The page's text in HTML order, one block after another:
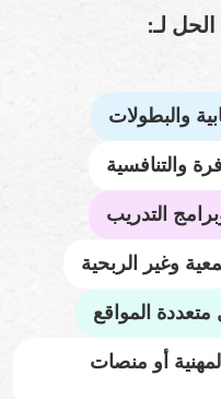
لـ:
والبطولات
والتنافسية
التدريب
وغير الربحية
المواقع
أو منصات